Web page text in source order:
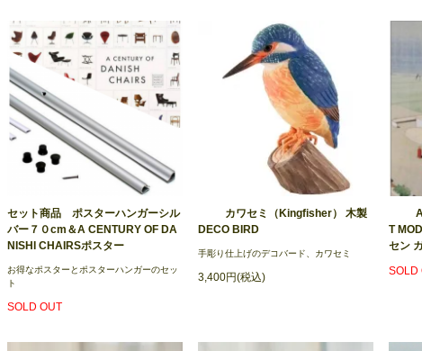
セット商品 ポスターハンガーシル
バー７０cm＆A CENTURY OF DA
NISHI CHAIRSポスター
お得なポスターとポスターハンガーのセッ
ト
SOLD OUT
カワセミ（Kingfisher） 木製
DECO BIRD
手彫り仕上げのデコバード、カワセミ
3,400円(税込)
T
セン
SOLD